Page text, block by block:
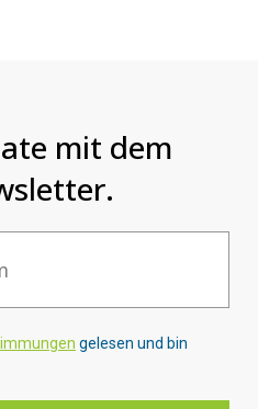
mit dem
gelesen und bin